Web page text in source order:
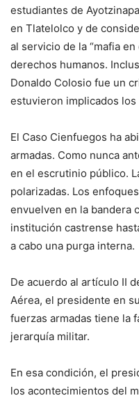
estudiantes de
en Tlatelolco y de
al servicio de la “mafia
derechos humanos.
Donaldo Colosio fue un
estuvieron implicados los
El Caso Cienfuegos ha
armadas. Como nunca
en el escrutinio público.
polarizadas. Los
envuelven en la bandera
institución castrense
a cabo una purga interna.
De acuerdo al artículo II
Aérea, el presidente en
fuerzas armadas tiene la
jerarquía militar.
En esa condición, el
los acontecimientos del